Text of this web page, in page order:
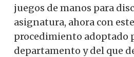
juegos de manos para
asignatura, ahora con
procedimiento adoptado
departamento y del que